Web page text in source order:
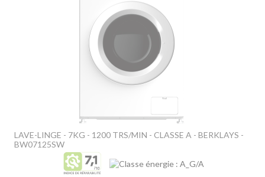
LAVE-LINGE - 7KG - 1200 TRS/MIN - CLASSE A - BERKLAYS -
BW07125SW